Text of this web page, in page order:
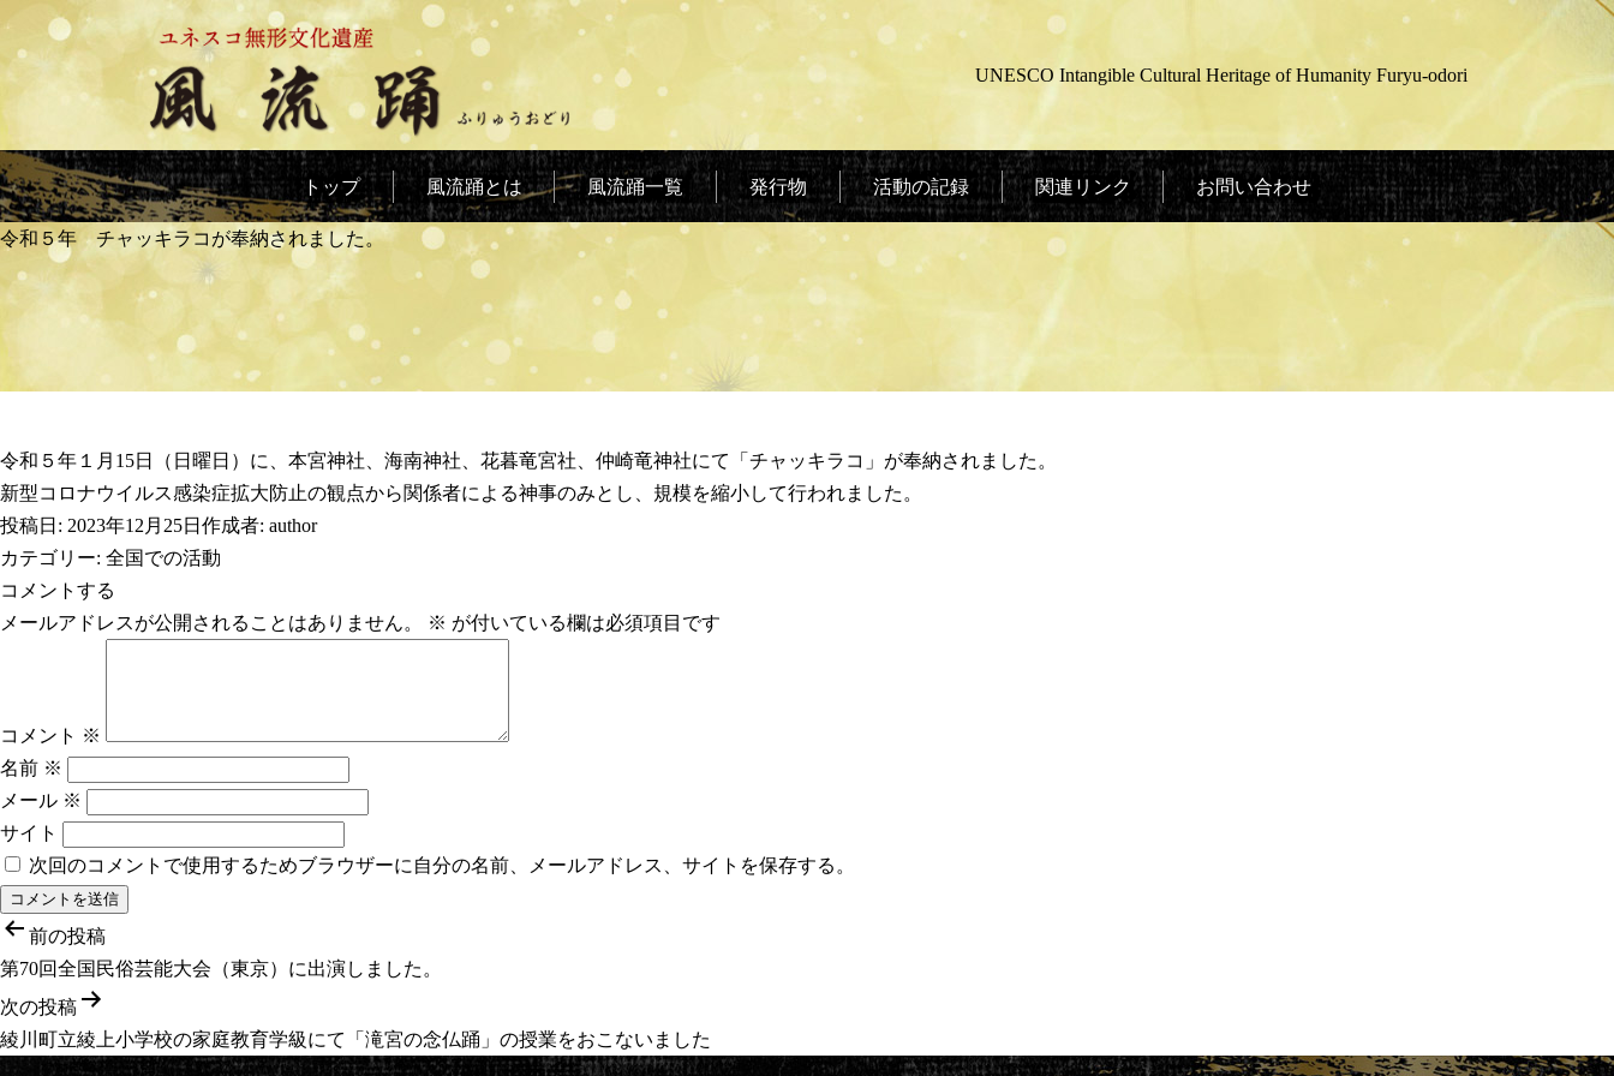
UNESCO Intangible Cultural Heritage of Humanity Furyu-odori
トップ 風流踊とは 風流踊一覧 発行物 活動の記録 関連リンク お問い合わせ
令和５年 チャッキラコが奉納されました。
令和５年１月15日（日曜日）に、本宮神社、海南神社、花暮竜宮社、仲崎竜神社にて「チャッキラコ」が奉納されました。
新型コロナウイルス感染症拡大防止の観点から関係者による神事のみとし、規模を縮小して行われました。
投稿日: 2023年12月25日 作成者: author
カテゴリー: 全国での活動
コメントする
メールアドレスが公開されることはありません。
※ が付いている欄は必須項目です
コメント ※
名前 ※
メール ※
サイト
次回のコメントで使用するためブラウザーに自分の名前、メールアドレス、サイトを保存する。
投
稿
ナ
ビ
ゲ
前の投稿
第70回全国民俗芸能大会（東京）に出演しました。
次の投稿
綾川町立綾上小学校の家庭教育学級にて「滝宮の念仏踊」の授業をおこないました